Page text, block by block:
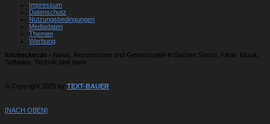
Impressum
Datenschutz
Nutzungsbedingungen
Mediadaten
Themen
Werbung
hitchecker.de - News, Rezensionen und Gewinnspiele in Sachen Serien, Filme, Musik,
Software, Technik und mehr
© Copyright 2025 by TEXT-BAUER
[NACH OBEN]